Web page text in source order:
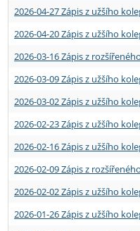
Absolventi fakulty
Vyjíždějící zaměstnanci
2026-04-27 Zápis z užšího
2026-04-20 Zápis z užšího
2026-03-16 Zápis z
2026-03-09 Zápis z užšího
2026-03-02 Zápis z užšího
2026-02-23 Zápis z užšího
2026-02-16 Zápis z užšího
2026-02-09 Zápis z
2026-02-02 Zápis z užšího
2026-01-26 Zápis z užšího